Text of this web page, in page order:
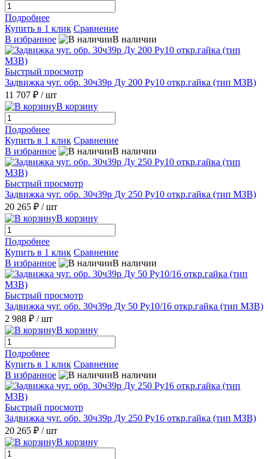
Подробнее
Купить в 1 клик Сравнение
В избранное
В наличии
Быстрый просмотр
Задвижка чуг. обр. 30ч39р Ду 200 Ру10 откр.гайка (тип МЗВ)
11 707 ₽ / шт
В корзину
Подробнее
Купить в 1 клик Сравнение
В избранное
В наличии
Быстрый просмотр
Задвижка чуг. обр. 30ч39р Ду 250 Ру10 откр.гайка (тип МЗВ)
20 265 ₽ / шт
В корзину
Подробнее
Купить в 1 клик Сравнение
В избранное
В наличии
Быстрый просмотр
Задвижка чуг. обр. 30ч39р Ду 50 Ру10/16 откр.гайка (тип МЗВ)
2 988 ₽ / шт
В корзину
Подробнее
Купить в 1 клик Сравнение
В избранное
В наличии
Быстрый просмотр
Задвижка чуг. обр. 30ч39р Ду 250 Ру16 откр.гайка (тип МЗВ)
20 265 ₽ / шт
В корзину